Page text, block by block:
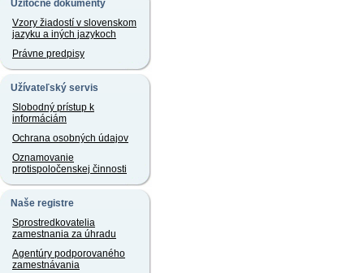
Užitočné dokumenty
Vzory žiadostí v slovenskom
jazyku a iných jazykoch
Právne predpisy
Užívateľský servis
Slobodný prístup k
informáciám
Ochrana osobných údajov
Oznamovanie
protispoločenskej činnosti
Naše registre
Sprostredkovatelia
zamestnania za úhradu
Agentúry podporovaného
zamestnávania